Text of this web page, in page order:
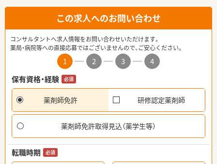
この求人へのお問い合わせ
コンサルタントへ求人情報をお問い合わせいただけます。
薬局・病院等への直接応募ではございませんので、ご安心ください。
1 2 3
4
保有資格・経験
必須
薬剤師免許 研修認定薬剤師
薬剤師免許取得見込（薬学生等）
転職時期 必須